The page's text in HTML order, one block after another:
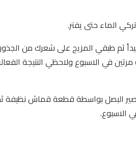
الماء حتى يفتر.
في الاسبوع ولاحظي النتيجة
البصل بواسطة قطعة قماش نظيفة